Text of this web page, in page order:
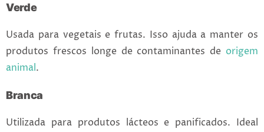
Verde
Usada para vegetais e frutas. Isso ajuda a manter os
produtos frescos longe de contaminantes de origem
animal.
Branca
Utilizada para produtos lácteos e panificados. Ideal